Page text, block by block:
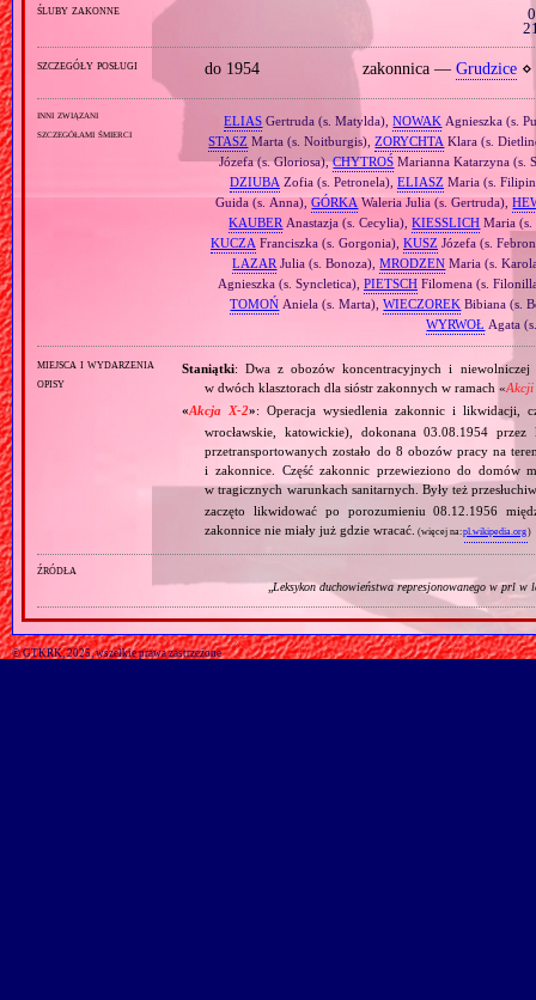
śluby zakonne
szczegóły posługi do 1954 zakonnica — Grudzice⋄
inni związani
szczegółami śmierci
ELIAS Gertruda (s. Matylda),NOWAK Agnieszka (s.
STASZ Marta (s. Noitburgis),ZORYCHTA Klara (s.
Józefa (s. Gloriosa),CHYTROŚ Marianna Katarzyna (s.
DZIUBA Zofia (s. Petronela), ELIASZ Maria (s.
Guida (s. Anna),GÓRKAWaleria Julia (s. Gertruda),
KAUBER Anastazja (s. Cecylia),KIESSLICH Maria
KUCZA Franciszka (s. Gorgonia), KUSZ Józefa (s.
LAZAR Julia (s. Bonoza),MRODZEN Maria (s.
Agnieszka (s. Syncletica), PIETSCHFilomena (s.
TOMOŃ Aniela (s. Marta),WIECZOREK Bibiana (s.
WYRWOŁ Agata
miejsca i wydarzenia
opisy
Staniątki: Dwa z obozów koncentracyjnych i niewolniczej
w dwóch klasztorach dla sióstr zakonnych w ramach «Akcji
«Akcja X‐2»: Operacja wysiedlenia zakonnic i likwidacji,
wrocławskie, katowickie), dokonana 03.08.1954
przetransportowanych zostało do 8 obozów pracy na
i zakonnice. Część zakonnic przewieziono do domów
w tragicznych warunkach sanitarnych. Były też
zaczęto likwidować po porozumieniu 08.12.1956
zakonnice nie miały już gdzie wracać. (więcej na:pl.wikipedia.org)
źródła
„Leksykon duchowieństwa represjonowanego w prl w
© GTKRK, 2025, wszelkie prawa zastrzeżone